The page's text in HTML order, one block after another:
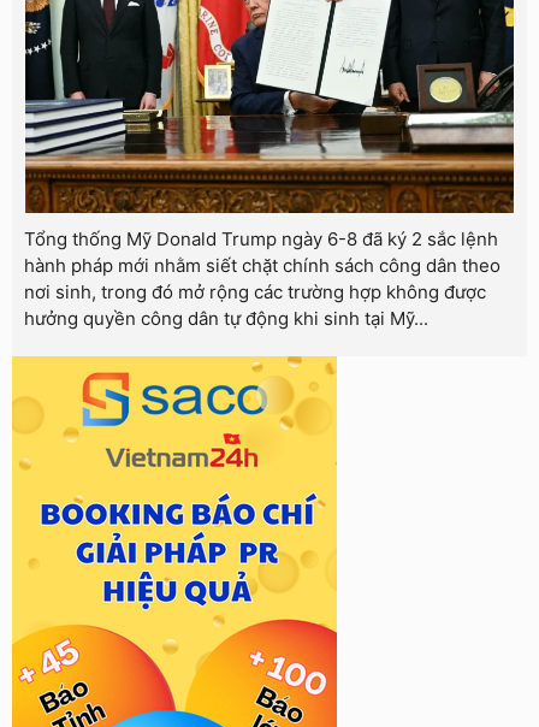
Tổng thống Mỹ Donald Trump ngày 6-8 đã ký 2 sắc lệnh
hành pháp mới nhằm siết chặt chính sách công dân theo
nơi sinh, trong đó mở rộng các trường hợp không được
hưởng quyền công dân tự động khi sinh tại Mỹ...